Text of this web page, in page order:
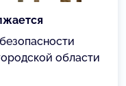
области